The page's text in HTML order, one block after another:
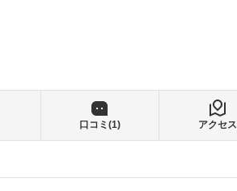
口コミ(1) アクセス